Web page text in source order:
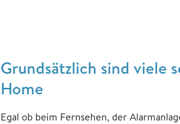
Grundsätzlich sind viele
Home
Egal ob beim Fernsehen, der